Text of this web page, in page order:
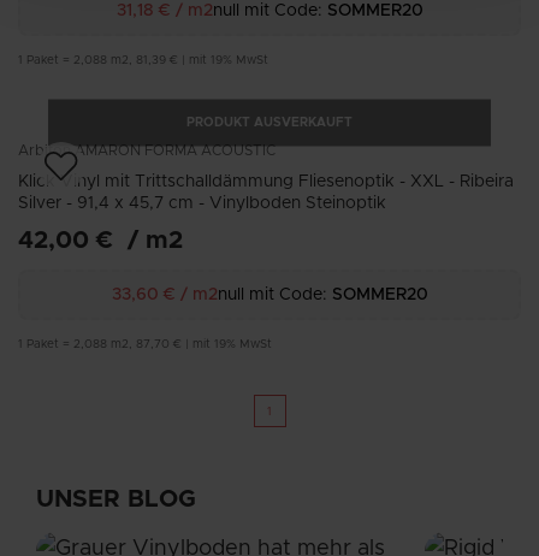
31,18 € / m2null mit Code: SOMMER20
Paket = 2,088 m2 81,39 € mit 19% MwSt
PRODUKT AUSVERKAUFT
Arbiton AMARON FORMA ACOUSTIC
Klick Vinyl mit Trittschalldämmung Fliesenoptik - XXL - Ribeira
Silver - 91,4 x 45,7 cm - Vinylboden Steinoptik
42,00 € / m2
33,60 € / m2null mit Code: SOMMER20
Paket = 2,088 m2 87,70 € mit 19% MwSt
UNSER BLOG